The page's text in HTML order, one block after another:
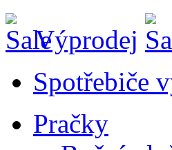
Výprodej
Spotřebiče
Pračky